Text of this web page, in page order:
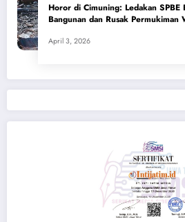
Horor di Cimuning: Ledakan SPBE
Bangunan dan Rusak Permukiman
April 3, 2026